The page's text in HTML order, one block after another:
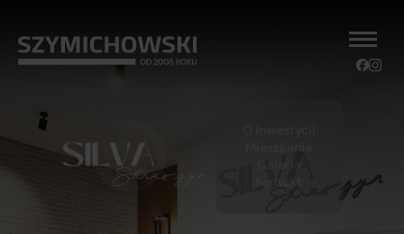
Galeria
Kontakt